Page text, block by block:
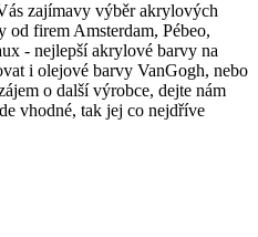
zajímavy výběr akrylových
od firem Amsterdam, Pébeo,
- nejlepší akrylové barvy na
i olejové barvy VanGogh, nebo
o další výrobce, dejte nám
vhodné, tak jej co nejdříve